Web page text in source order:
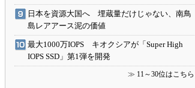
日本を資源大国へ 埋蔵量だけじゃない、南鳥
島レアアース泥の価値
最大1000万IOPS キオクシアが「Super High
IOPS SSD」第1弾を開発
≫ 11～30位はこちら